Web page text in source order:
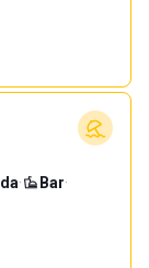
· Bar·